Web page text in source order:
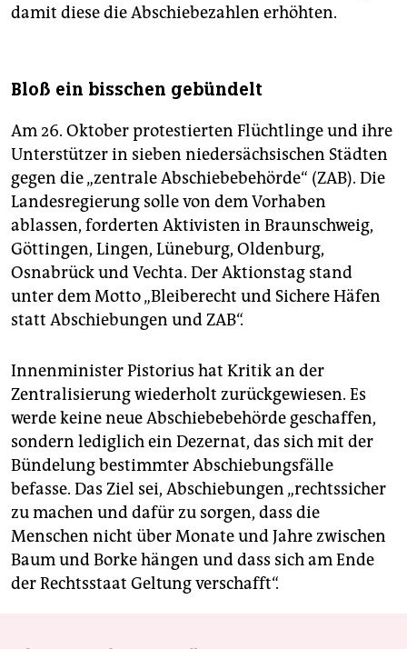
damit diese die Abschiebezahlen erhöhten.
Bloß ein bisschen gebündelt
Am 26. Oktober protestierten Flüchtlinge und ihre
Unterstützer in sieben niedersächsischen Städten
gegen die „zen­trale Abschiebebehörde“ (ZAB). Die
Landesregierung solle von dem Vorhaben
ablassen, forderten Aktivisten in Braunschweig,
Göttingen, Lingen, Lüneburg, Oldenburg,
Osnabrück und Vechta. Der Aktionstag stand
unter dem Motto „Bleiberecht und Sichere Häfen
statt Abschiebungen und ZAB“.
Innenminister Pistorius hat Kritik an der
Zentralisierung wiederholt zurückgewiesen. Es
werde keine neue Abschiebebehörde geschaffen,
sondern lediglich ein Dezernat, das sich mit der
Bündelung bestimmter Abschiebungsfälle
befasse. Das Ziel sei, Abschiebungen „rechtssicher
zu machen und dafür zu sorgen, dass die
Menschen nicht über Monate und Jahre zwischen
Baum und Borke hängen und dass sich am Ende
der Rechtsstaat Geltung verschafft“.